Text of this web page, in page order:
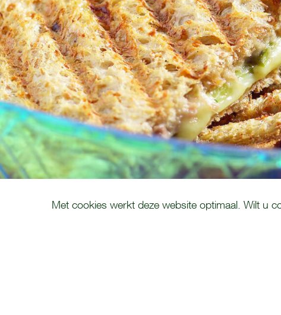
COOKIE MELDING
Met cookies werkt deze website optimaal. Wilt u